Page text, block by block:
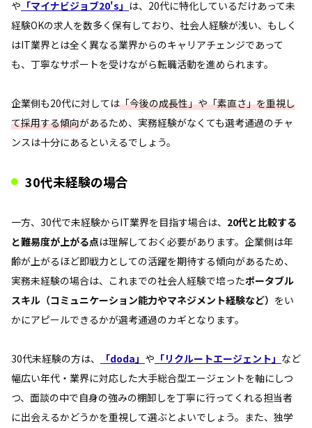
や 「マイナビジョブ20's」 は、20代に特化しているだけあって未
経験OKの求人を数多く保有しており、社会人経験が浅い、もしく
はIT業界とは全く異なる業界からのキャリアチェンジであって
も、丁寧なサポートを受けながら転職活動を進められます。
企業側も20代に対しては「今後の成長性」や「素直さ」を重視し
て採用する傾向があるため、実務経験がなくても選考通過のチャ
ンスは十分にあるといえるでしょう。
30代未経験の場合
一方、30代で未経験からIT業界を目指す場合は、 20代と比較する
と難易度が上がる点は理解しておく必要があります。企業側は年
齢が上がるほど即戦力としての活躍を期待する傾向があるため、
実務未経験の場合は、これまでの社会人経験で培ったポータブル
スキル（コミュニケーション能力やマネジメント経験など） をい
かにアピールできるかが選考通過のカギとなります。
30代未経験の方は、 「doda」 や 「リクルートエージェント」 など
幅広い年代・業界に対応した大手総合型エージェントを軸にしつ
つ、面談の中で自身の強みの棚卸しを丁寧に行ってくれる担当者
に出会えるかどうかを重視して選ぶとよいでしょう。また、独学